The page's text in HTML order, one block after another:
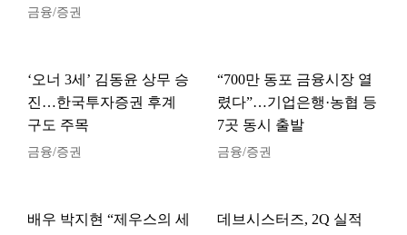
금융/증권
‘오너 3세’ 김동윤 상무 승
진…한국투자증권 후계
구도 주목
금융/증권
“700만 동포 금융시장 열
렸다”…기업은행·농협 등
7곳 동시 출발
금융/증권
배우 박지현 “제우스의 세
데브시스터즈, 2Q 실적